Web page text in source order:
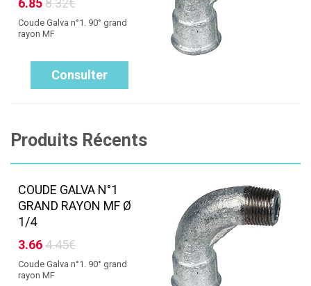
6.858.32€
Coude Galva n°1. 90° grand
rayon MF
Consulter
Produits Récents
COUDE GALVA N°1
GRAND RAYON MF Ø
1/4
3.664.45€
Coude Galva n°1. 90° grand
rayon MF